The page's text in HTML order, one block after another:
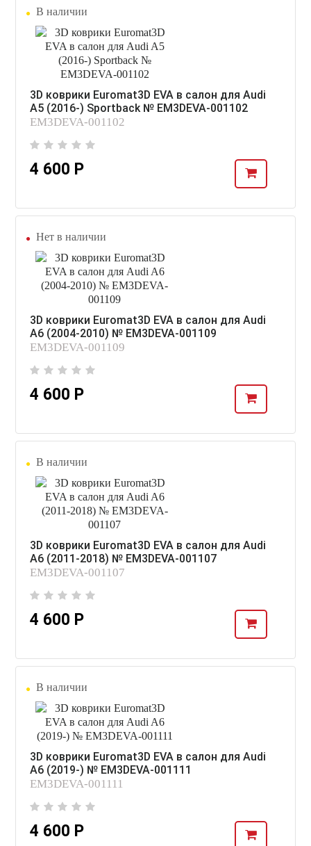
В наличии
3D коврики Euromat3D EVA в салон для Audi
A5 (2016-) Sportback № EM3DEVA-001102
EM3DEVA-001102
4 600 Р
Нет в наличии
3D коврики Euromat3D EVA в салон для Audi
A6 (2004-2010) № EM3DEVA-001109
EM3DEVA-001109
4 600 Р
В наличии
3D коврики Euromat3D EVA в салон для Audi
A6 (2011-2018) № EM3DEVA-001107
EM3DEVA-001107
4 600 Р
В наличии
3D коврики Euromat3D EVA в салон для Audi
A6 (2019-) № EM3DEVA-001111
EM3DEVA-001111
4 600 Р